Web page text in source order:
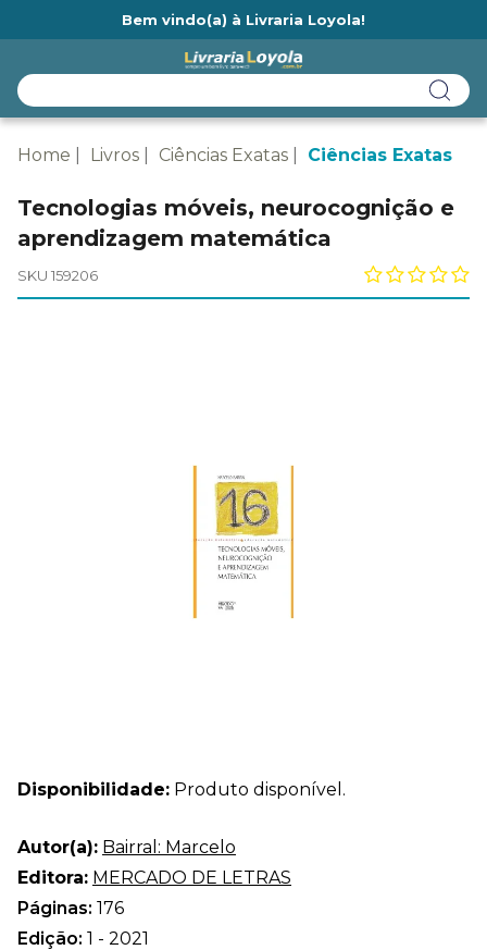
Bem vindo(a) à Livraria Loyola!
Home Livros Ciências Exatas Ciências Exatas
Tecnologias móveis, neurocognição e
aprendizagem matemática
SKU 159206
Disponibilidade: Produto disponível.
Autor(a): Bairral: Marcelo
Editora: MERCADO DE LETRAS
Páginas: 176
Edição: 1 - 2021